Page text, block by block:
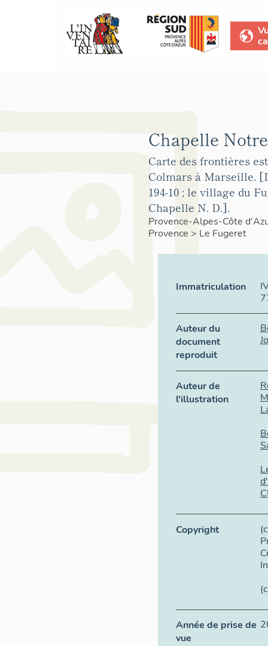
Chapelle
Carte des frontières
Colmars à Marseille.
194-10 ; le village du
Chapelle N. D.].
Provence-Alpes-Côte
Provence > Le Fugeret
Immatriculation
Auteur du
document
reproduit
Auteur de
l'illustration
Copyright
Année de prise de
vue